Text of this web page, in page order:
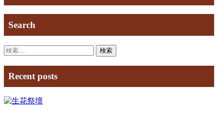
Search
検
Recent posts